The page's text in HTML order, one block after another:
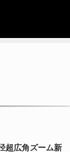
超広角ズーム新